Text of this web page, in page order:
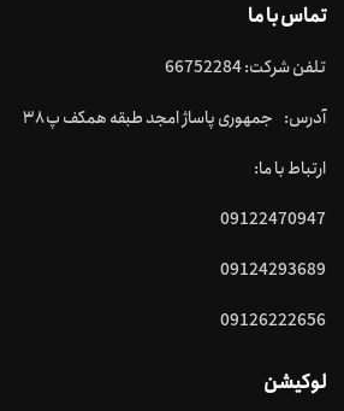
تماس با ما
تلفن شرکت: 66752284
آدرس: جمهوری پاساژ امجد طبقه همکف پ ۳۸
ارتباط با ما:
09122470947
09124293689
09126222656
لوکیشن